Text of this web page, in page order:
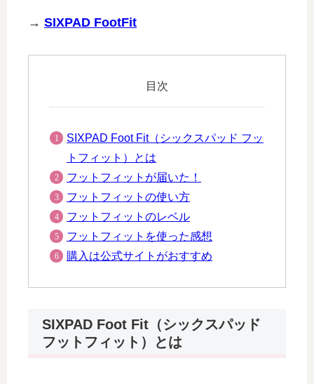
→ SIXPAD FootFit
目次
SIXPAD Foot Fit（シックスパッド フッ
トフィット）とは
フットフィットが届いた！
フットフィットの使い方
フットフィットのレベル
フットフィットを使った感想
購入は公式サイトがおすすめ
SIXPAD Foot Fit（シックスパッド
フットフィット）とは